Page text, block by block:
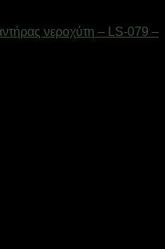
νεροχύτη – LS-079 –